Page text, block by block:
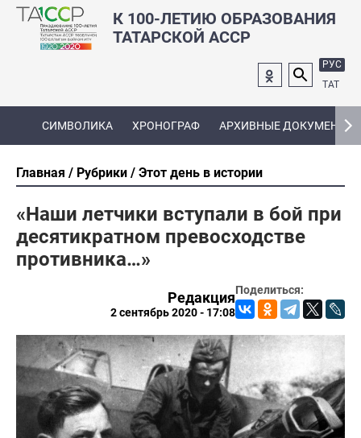
К 100-ЛЕТИЮ ОБРАЗОВАНИЯ
ТАТАРСКОЙ АССР
РУС
ТАТ
СИМВОЛИКА ХРОНОГРАФ АРХИВНЫЕ ДОКУМЕНТЫ
Главная Рубрики Этот день в истории
«Наши летчики вступали в бой при
десятикратном превосходстве
противника…»
Поделиться:
Редакция
2 сентябрь 2020 - 17:08